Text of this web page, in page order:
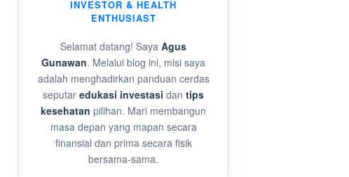
INVESTOR & HEALTH
ENTHUSIAST
Selamat datang! Saya Agus
Gunawan. Melalui blog ini, misi saya
adalah menghadirkan panduan cerdas
seputar edukasi investasi dan tips
kesehatan pilihan. Mari membangun
masa depan yang mapan secara
finansial dan prima secara fisik
bersama-sama.